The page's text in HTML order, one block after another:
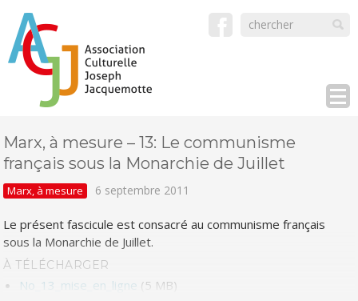
Marx, à mesure – 13: Le communisme
français sous la Monarchie de Juillet
Marx, à mesure 6 septembre 2011
Le présent fascicule est consacré au communisme français
sous la Monarchie de Juillet.
À TÉLÉCHARGER
No_13_mise_en_ligne (5 MB)